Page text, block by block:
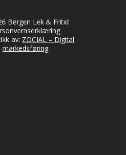
Bergen Lek & Fritid
av: ZOCIAL – Digital
markedsføring